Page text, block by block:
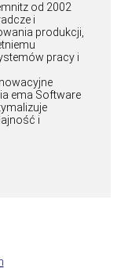
od 2002
i
produkcji,
pracy i
ema Software
i